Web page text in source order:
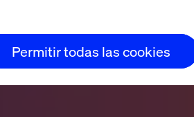
Permitir todas las cookies